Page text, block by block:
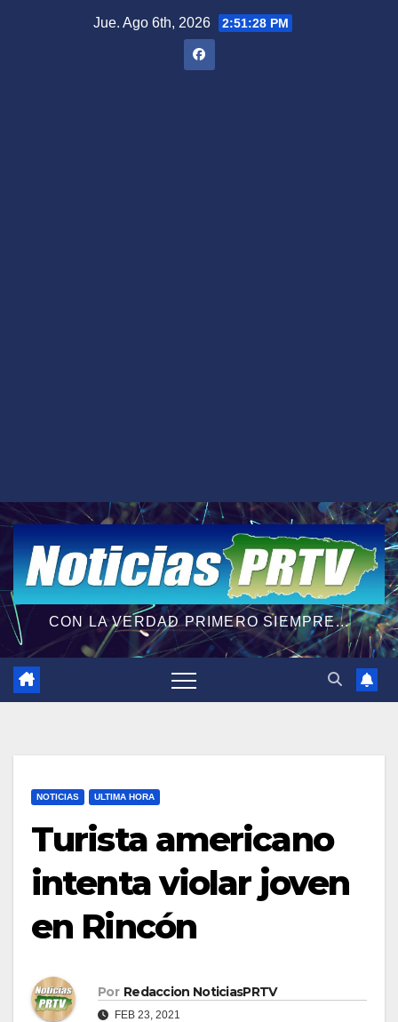
Jue. Ago 6th, 2026 2:51:29 PM
CON LA VERDAD PRIMERO SIEMPRE...
NOTICIAS ULTIMA HORA
Turista americano
intenta violar joven
en Rincón
Por Redaccion NoticiasPRTV
FEB 23, 2021